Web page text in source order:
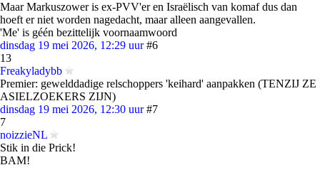
Maar Markuszower is ex-PVV'er en Israëlisch van komaf dus dan
hoeft er niet worden nagedacht, maar alleen aangevallen.
'Me' is géén bezittelijk voornaamwoord
dinsdag 19 mei 2026, 12:29 uur #6
13
Freakyladybb
Premier: gewelddadige relschoppers 'keihard' aanpakken (TENZIJ ZE
ASIELZOEKERS ZIJN)
dinsdag 19 mei 2026, 12:30 uur #7
7
noizzieNL
Stik in die Prick!
BAM!